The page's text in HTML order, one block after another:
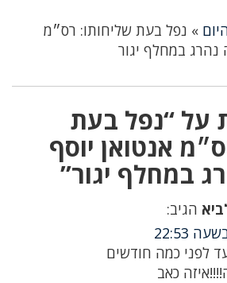
» נפל בעת שליחותו: רס״מ
נהרג במחלף יגור
על “נפל בעת
אנטואן יוסף
במחלף יגור”
הגיב:
לפני כמה חודשים
כאב